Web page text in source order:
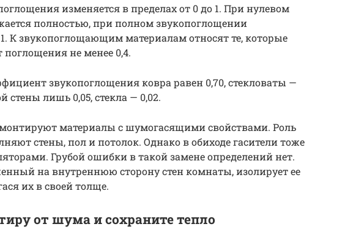
изменяется в пределах от 0 до 1. При нулевом
полностью, при полном звукопоглощении
К звукопоглощающим материалам относят те, которые
не менее 0,4.
звукопоглощения ковра равен 0,70, стекловаты —
стены лишь 0,05, стекла — 0,02.
материалы с шумогасящими свойствами. Роль
стены, пол и потолок. Однако в обиходе гасители тоже
Грубой ошибки в такой замене определений нет.
на внутреннюю сторону стен комнаты, изолирует ее
их в своей толще.
от шума и сохраните тепло